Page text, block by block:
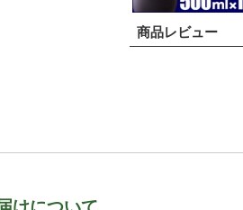
商品レビュー